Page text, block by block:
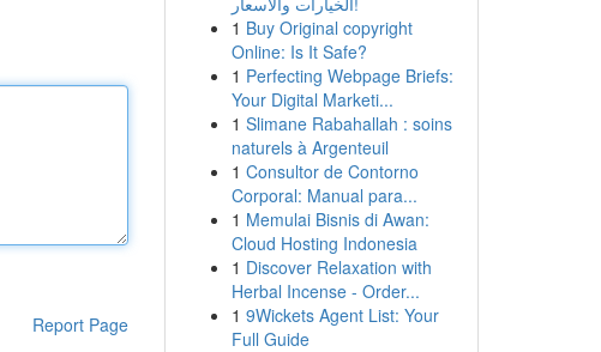
Report Page
1 Buy Original copyright
Online: Is It Safe?
1 Perfecting Webpage Briefs:
Your Digital Marketi...
1 Slimane Rabahallah : soins
naturels à Argenteuil
1 Consultor de Contorno
Corporal: Manual para...
1 Memulai Bisnis di Awan:
Cloud Hosting Indonesia
1 Discover Relaxation with
Herbal Incense - Order...
1 9Wickets Agent List: Your
Full Guide